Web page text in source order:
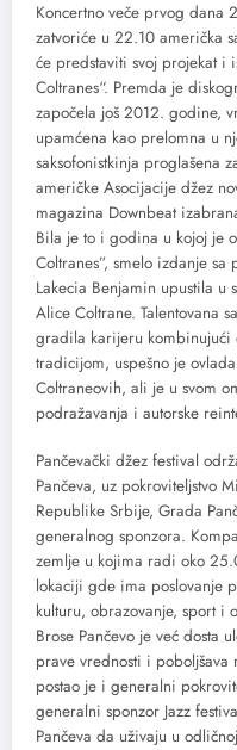
Koncertno veče prvog dana
zatvoriće u 22.10 američka
će predstaviti svoj projekat i
Coltranes“. Premda je
započela još 2012. godine,
upamćena kao prelomna u
saksofonistkinja proglašena
američke Asocijacije džez
magazina Downbeat
Bila je to i godina u kojoj je
Coltranes”, smelo izdanje
Lakecia Benjamin upustila u
Alice Coltrane. Talentovana
gradila karijeru kombinujući
tradicijom, uspešno je
Coltraneovih, ali je u svom
podražavanja i autorske
Pančevački džez festival
Pančeva, uz pokroviteljstvo
Republike Srbije, Grada
generalnog sponzora.
zemlje u kojima radi oko
lokaciji gde ima poslovanje
kulturu, obrazovanje, sport i
Brose Pančevo je već dosta
prave vrednosti i poboljšava
postao je i generalni
generalni sponzor Jazz
Pančeva da uživaju u